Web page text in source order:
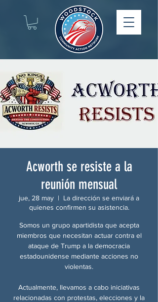
Acworth se resiste a la
reunión mensual
jue, 28 may
  |
La dirección se enviará a
quienes confirmen su asistencia.
Somos un grupo apartidista que acepta
miembros que necesitan actuar contra el
ataque de Trump a la democracia
estadounidense mediante acciones no
violentas.
Actualmente, llevamos a cabo iniciativas
relacionadas con protestas, elecciones y la